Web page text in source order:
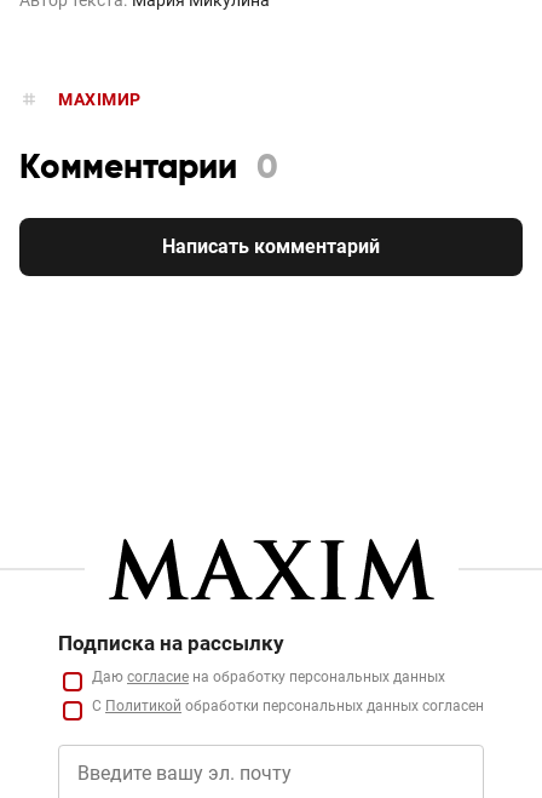
MAXIMИР
Комментарии 0
Написать комментарий
Подписка на рассылку
Даю согласие на обработку персональных данных
С Политикой обработки персональных данных согласен